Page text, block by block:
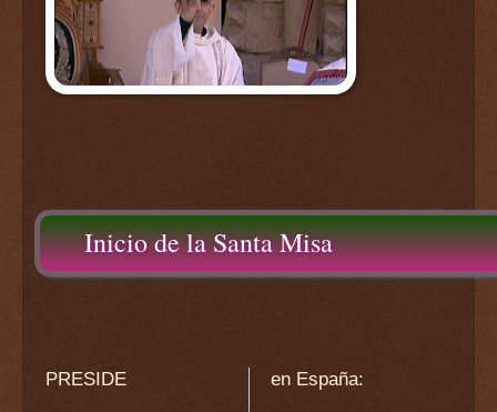
Inicio de la Santa Misa
PRESIDE en España: